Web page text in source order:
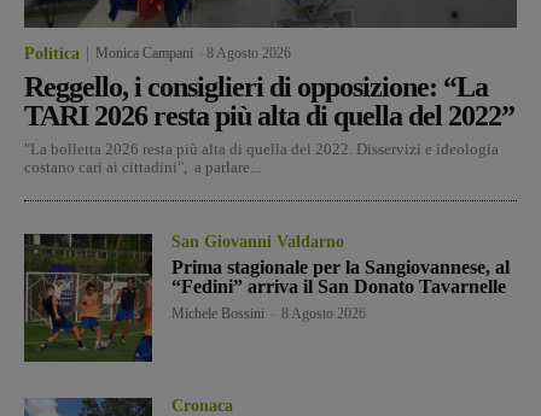
Politica Monica Campani 8 Agosto 2026
Reggello, i consiglieri di opposizione: “La
TARI 2026 resta più alta di quella del 2022”
"La bolletta 2026 resta più alta di quella del 2022. Disservizi e ideologia
costano cari ai cittadini", a parlare...
San Giovanni Valdarno
Prima stagionale per la Sangiovannese, al
“Fedini” arriva il San Donato Tavarnelle
Michele Bossini 8 Agosto 2026
Cronaca